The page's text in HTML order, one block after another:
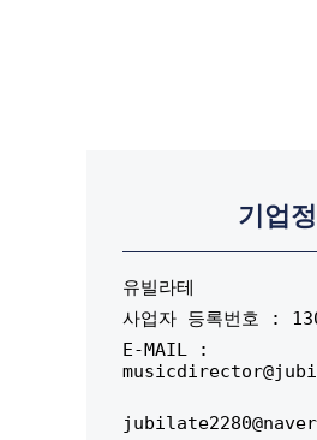
기업
유빌라테
사업자 등록번호 :
E-MAIL :